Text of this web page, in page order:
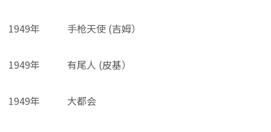
1949年 手枪天使 (吉姆）
1949年 有尾人 (皮基）
1949年 大都会